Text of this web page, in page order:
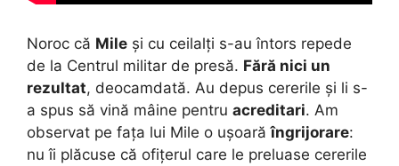
Noroc că Mile și cu ceilalți s-au întors repede
de la Centrul militar de presă. Fără nici un
rezultat, deocamdată. Au depus cererile și li s-
a spus să vină mâine pentru acreditari. Am
observat pe fața lui Mile o ușoarăîngrijorare:
nu îi plăcuse că ofițerul care le preluase cererile